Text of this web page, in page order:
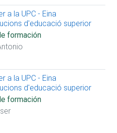
a la UPC - Eina
d'educació superior
formación
a la UPC - Eina
d'educació superior
formación